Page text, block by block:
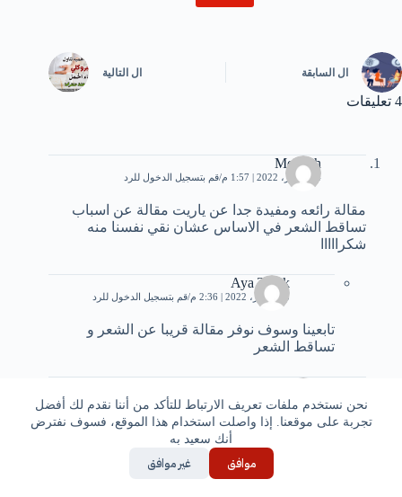
نحن نستخدم ملفات تعريف الارتباط للتأكد من أننا نقدم لك أفضل
تجربة على موقعنا. إذا واصلت استخدام هذا الموقع، فسوف نفترض
أنك سعيد به
موافق غير موافق
ال السابقة ال التالية
4 تعليقات
Mennah
24 فبراير، 2022 | 1:57 م قم بتسجيل الدخول للرد
مقالة رائعه ومفيدة جدا عن ياريت مقالة عن اسباب
تساقط الشعر في الاساس عشان نقي نفسنا منه
شكرااااا
Aya Tarek
25 فبراير، 2022 | 2:36 م قم بتسجيل الدخول للرد
تابعينا وسوف نوفر مقالة قريبا عن الشعر و
تساقط الشعر
15 يوليو، 2022 | 6:54 م قم بتسجيل الدخول للرد
الله يبارك في حضرتك كنت عايز من حضرتك اسم